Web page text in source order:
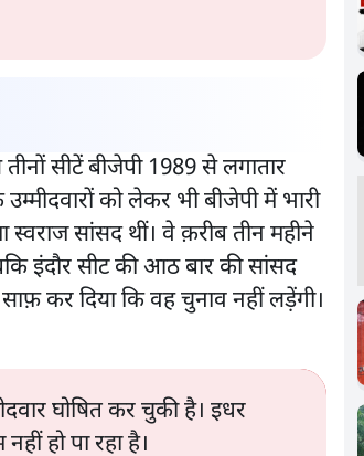
सीटें बीजेपी 1989 से लगातार
को लेकर भी बीजेपी में भारी
सांसद थीं। वे क़रीब तीन महीने
इंदौर सीट की आठ बार की सांसद
कर दिया कि वह चुनाव नहीं लड़ेंगी।
घोषित कर चुकी है। इधर
हो पा रहा है।